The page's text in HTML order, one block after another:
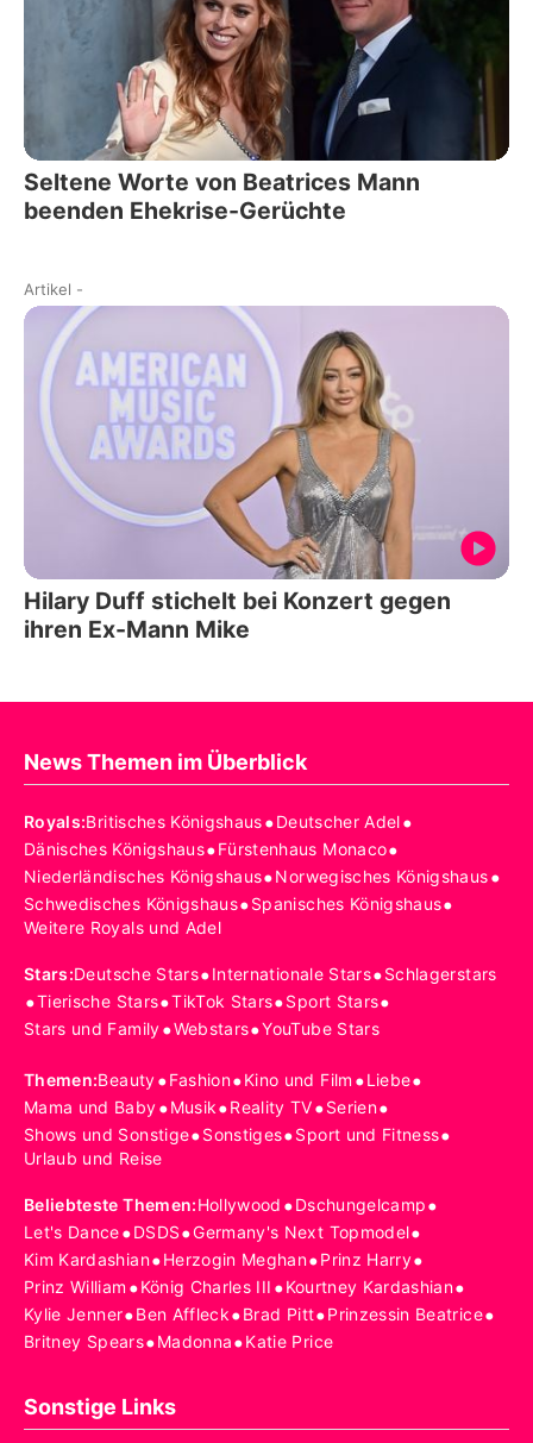
Seltene Worte von Beatrices Mann
beenden Ehekrise-Gerüchte
Artikel -
Hilary Duff stichelt bei Konzert gegen
ihren Ex-Mann Mike
News Themen im Überblick
Royals:Britisches Königshaus•Deutscher Adel•
Dänisches Königshaus•Fürstenhaus Monaco•
Niederländisches Königshaus•Norwegisches Königshaus•
Schwedisches Königshaus•Spanisches Königshaus•
Weitere Royals und Adel
Stars:Deutsche Stars•Internationale Stars•Schlagerstars
•Tierische Stars•TikTok Stars•Sport Stars•
Stars und Family•Webstars•YouTube Stars
Themen:Beauty•Fashion•Kino und Film •Liebe•
Mama und Baby•Musik•Reality TV•Serien•
Shows und Sonstige•Sonstiges•Sport und Fitness•
Urlaub und Reise
Beliebteste Themen:Hollywood •Dschungelcamp•
Let's Dance•DSDS•Germany's Next Topmodel•
Kim Kardashian•Herzogin Meghan•Prinz Harry•
Prinz William •König Charles III •Kourtney Kardashian•
Kylie Jenner•Ben Affleck•Brad Pitt•Prinzessin Beatrice•
Britney Spears•Madonna•Katie Price
Sonstige Links